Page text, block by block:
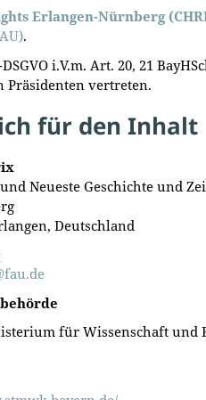
Erlangen-Nürnberg
.
i.V.m. Art. 20, 21
Präsidenten vertreten.
für den Inhalt
Neueste Geschichte und
Deutschland
für Wissenschaft und